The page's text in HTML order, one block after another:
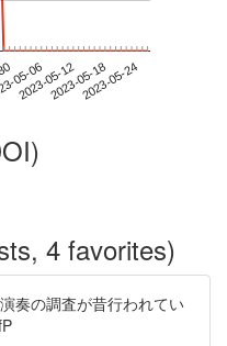
05-06
2023-05-122023-05-182023-05-24
4 favorites)
奏の調査が昔行われてい